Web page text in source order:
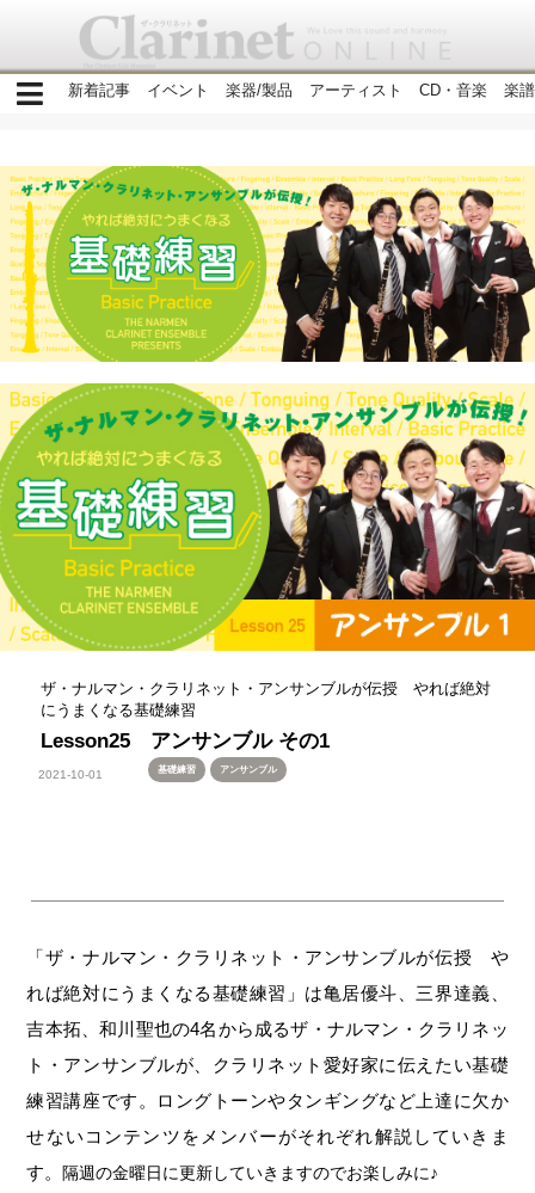
新着記事 イベント 楽器/製品 アーティスト CD・音楽 楽
ザ・ナルマン・クラリネット・アンサンブルが伝授 やれば絶対
にうまくなる基礎練習
Lesson25 アンサンブル その1
2021-10-01 基礎練習 アンサンブル
「ザ・ナルマン・クラリネット・アンサンブルが伝授 や
れば絶対にうまくなる基礎練習」は亀居優斗、三界達義、
吉本拓、和川聖也の4名から成るザ・ナルマン・クラリネッ
ト・アンサンブルが、クラリネット愛好家に伝えたい基礎
練習講座です。ロングトーンやタンギングなど上達に欠か
せないコンテンツをメンバーがそれぞれ解説していきま
す。隔週の金曜日に更新していきますのでお楽しみに♪